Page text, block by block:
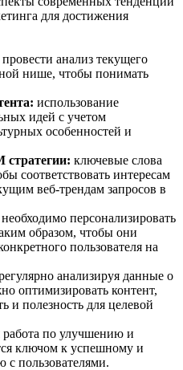
для достижения
анализ текущего
нише, чтобы понимать
использование
идей с учетом
особенностей и
стратегии: ключевые слова
соответствовать интересам
веб-трендам запросов в
необходимо персонализировать
образом, чтобы они
пользователя на
анализируя данные о
оптимизировать контент,
и полезность для целевой
работа по улучшению и
ключом к успешному и
с пользователями.